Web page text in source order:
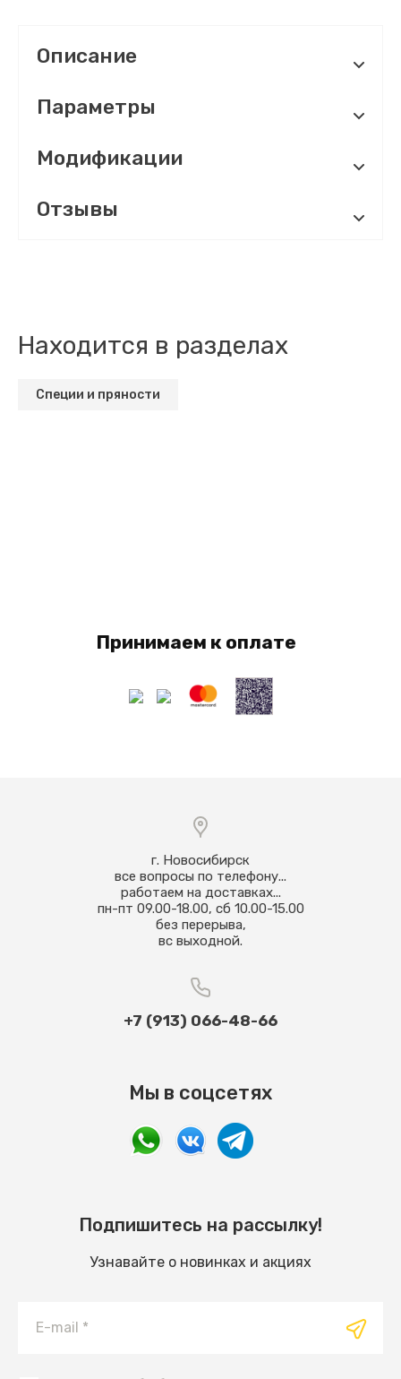
Описание
Параметры
Модификации
Отзывы
Находится в разделах
Специи и пряности
Принимаем к оплате
г. Новосибирск
все вопросы по телефону...
работаем на доставках...
пн-пт 09.00-18.00, сб 10.00-15.00
без перерыва,
вс выходной.
+7 (913) 066-48-66
Мы в соцсетях
Подпишитесь на рассылку!
Узнавайте о новинках и акциях